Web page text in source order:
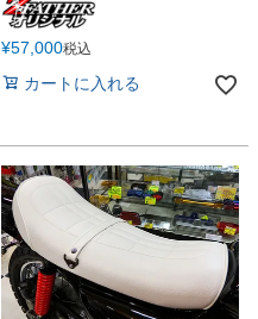
¥57,000税込
カートに入れる